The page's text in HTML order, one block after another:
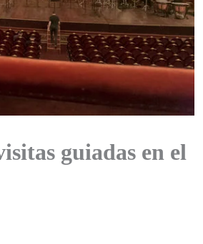
guiadas en el